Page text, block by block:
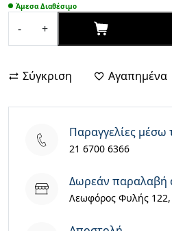
was:
€99,90.
τιμή
είναι:
€74,90.
Άμεσα Διαθέσιμο
-
RAZER
V3
GAMING
LOW
PROFILE
MEMBRANE
SWITCHES
+
Σύγκριση Αγαπημένα
Παραγγελίες
21 6700 6366
Δωρεάν παραλαβή
Λεωφόρος Φυλής